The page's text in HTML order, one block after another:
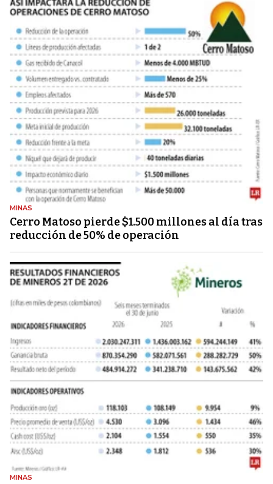
MINAS
Cerro Matoso pierde $1.500 millones al día tras
reducción de 50% de operación
MINAS